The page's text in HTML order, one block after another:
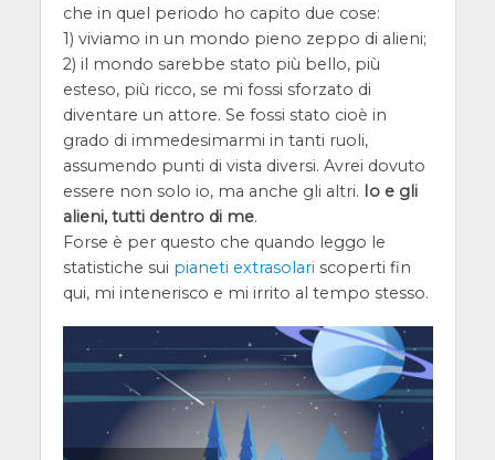
che in quel periodo ho capito due cose:
1) viviamo in un mondo pieno zeppo di alieni;
2) il mondo sarebbe stato più bello, più
esteso, più ricco, se mi fossi sforzato di
diventare un attore. Se fossi stato cioè in
grado di immedesimarmi in tanti ruoli,
assumendo punti di vista diversi. Avrei dovuto
essere non solo io, ma anche gli altri. Io e gli
alieni, tutti dentro di me.
Forse è per questo che quando leggo le
statistiche sui pianeti extrasolari scoperti fin
qui, mi intenerisco e mi irrito al tempo stesso.